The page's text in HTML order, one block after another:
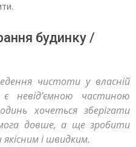
будинку /
чистоти у власній
невід’ємною частиною
хочеться зберігати
довше, а ще зробити
і швидким.